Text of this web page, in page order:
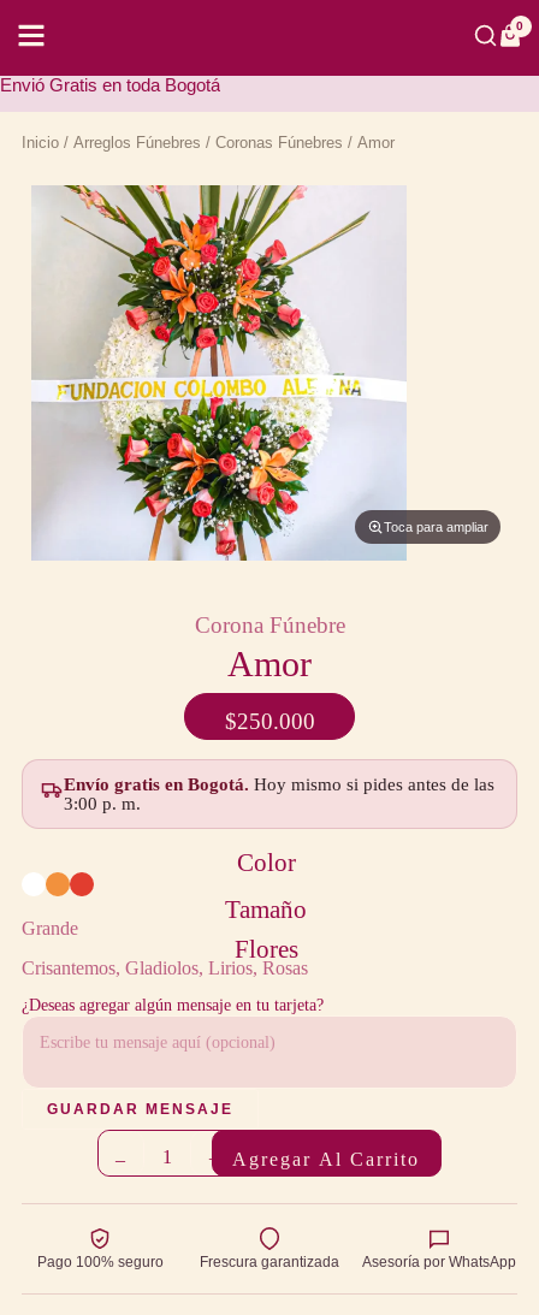
contenido
0
Envió Gratis en toda Bogotá
Inicio/ Arreglos Fúnebres / Coronas Fúnebres / Amor
Toca para ampliar
Corona Fúnebre
Amor
$250.000
Envío gratis en Bogotá. Hoy mismo si pides antes de las
3:00 p. m.
Color
Tamaño
Grande
Flores
Crisantemos Gladiolos Lirios Rosas
¿Deseas agregar algún mensaje en tu tarjeta?
GUARDAR MENSAJE
– 1 + Agregar Al Carrito
Pago 100% seguro Frescura garantizada Asesoría por WhatsApp